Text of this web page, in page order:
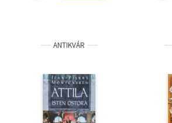
ANTIKVÁR